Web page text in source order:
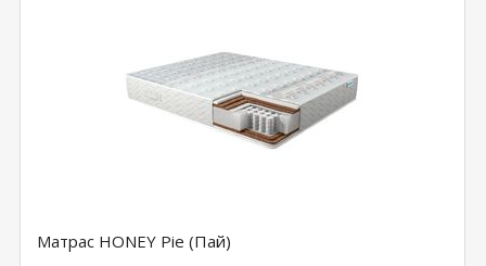
Матрас HONEY Pie (Пай)